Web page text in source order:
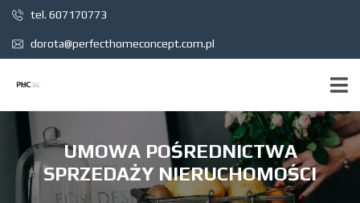
tel. 607170773
dorota@perfecthomeconcept.com.pl
UMOWA POŚREDNICTWA
SPRZEDAŻY NIERUCHOMOŚCI